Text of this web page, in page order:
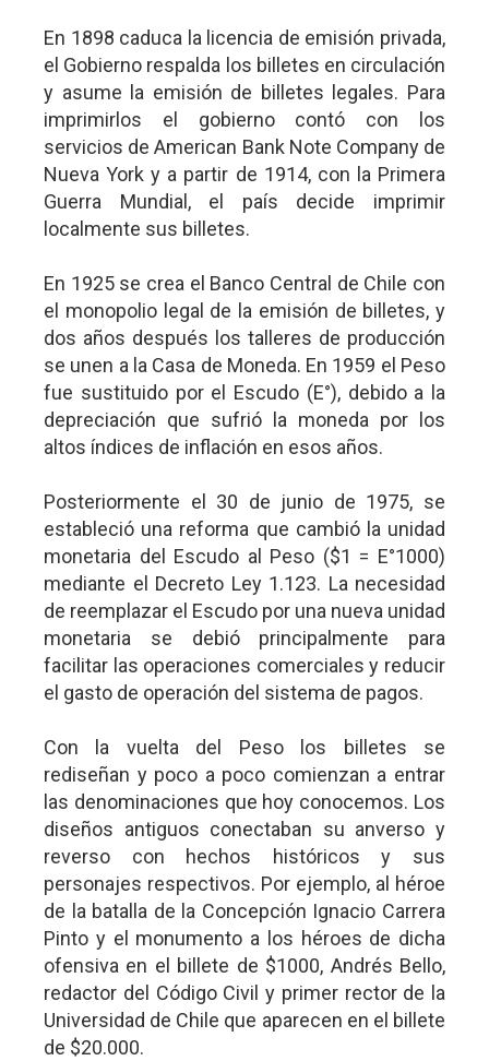
En 1898 caduca la licencia de emisión privada,
el Gobierno respalda los billetes en circulación
y asume la emisión de billetes legales. Para
imprimirlos el gobierno contó con los
servicios de American Bank Note Company de
Nueva York y a partir de 1914, con la Primera
Guerra Mundial, el país decide imprimir
localmente sus billetes.
En 1925 se crea el Banco Central de Chile con
el monopolio legal de la emisión de billetes, y
dos años después los talleres de producción
se unen a la Casa de Moneda. En 1959 el Peso
fue sustituido por el Escudo (E°), debido a la
depreciación que sufrió la moneda por los
altos índices de inflación en esos años.
Posteriormente el 30 de junio de 1975, se
estableció una reforma que cambió la unidad
monetaria del Escudo al Peso ($1 = E°1000)
mediante el Decreto Ley 1.123. La necesidad
de reemplazar el Escudo por una nueva unidad
monetaria se debió principalmente para
facilitar las operaciones comerciales y reducir
el gasto de operación del sistema de pagos.
Con la vuelta del Peso los billetes se
rediseñan y poco a poco comienzan a entrar
las denominaciones que hoy conocemos. Los
diseños antiguos conectaban su anverso y
reverso con hechos históricos y sus
personajes respectivos. Por ejemplo, al héroe
de la batalla de la Concepción Ignacio Carrera
Pinto y el monumento a los héroes de dicha
ofensiva en el billete de $1000, Andrés Bello,
redactor del Código Civil y primer rector de la
Universidad de Chile que aparecen en el billete
de $20.000.